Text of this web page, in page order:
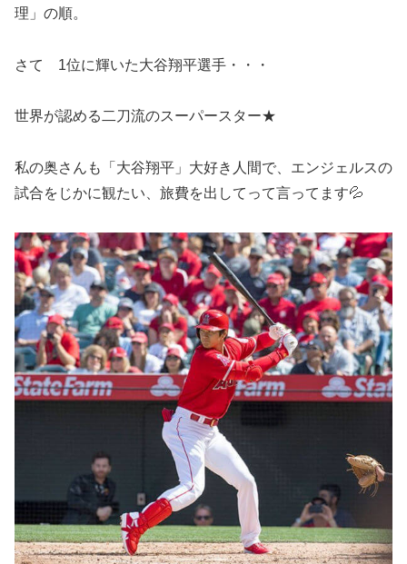
理」の順。
さて 1位に輝いた大谷翔平選手・・・
世界が認める二刀流のスーパースター★
私の奥さんも「大谷翔平」大好き人間で、エンジェルスの
試合をじかに観たい、旅費を出してって言ってます💦